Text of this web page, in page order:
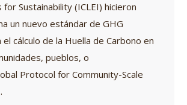
Sustainability (ICLEI) hicieron
un nuevo estándar de GHG
cálculo de la Huella de Carbono en
pueblos, o
Protocol for Community-Scale